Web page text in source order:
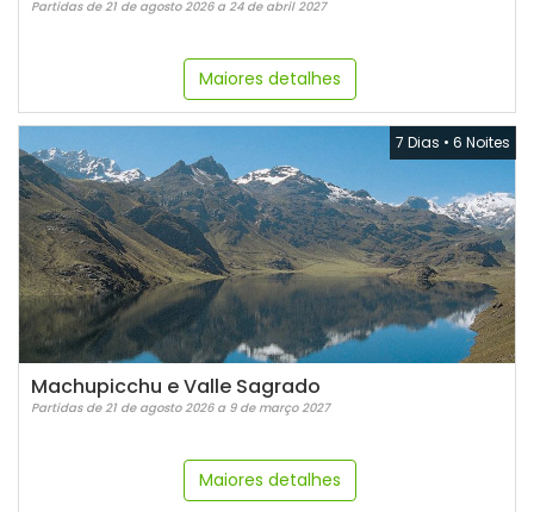
Partidas de 21 de agosto 2026 a 24 de abril 2027
Maiores detalhes
7 Dias • 6 Noites
Machupicchu e Valle Sagrado
Partidas de 21 de agosto 2026 a 9 de março 2027
Maiores detalhes